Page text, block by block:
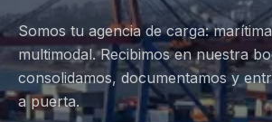
Somos tu agencia de carga:
multimodal. Recibimos en nuestra
consolidamos, documentamos y
a puerta.